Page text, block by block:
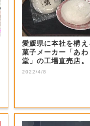
愛媛県に本社を構え
菓子メーカー「あわ
堂」の工場直売店。
2022/4/8